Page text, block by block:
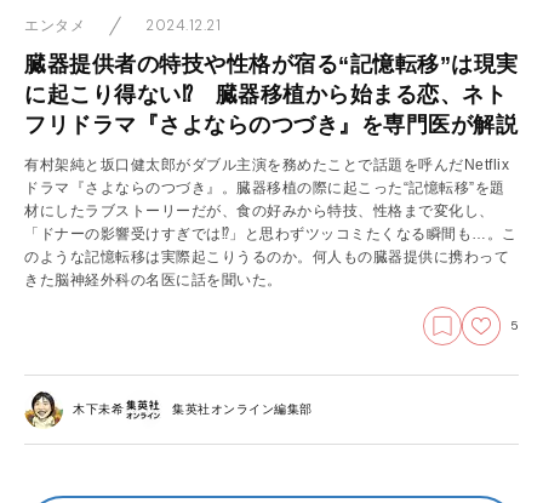
エンタメ 2024.12.21
臓器提供者の特技や性格が宿る“記憶転移”は現実
に起こり得ない⁉ 臓器移植から始まる恋、ネト
フリドラマ『さよならのつづき』を専門医が解説
有村架純と坂口健太郎がダブル主演を務めたことで話題を呼んだNetflix
ドラマ『さよならのつづき』。臓器移植の際に起こった“記憶転移”を題
材にしたラブストーリーだが、食の好みから特技、性格まで変化し、
「ドナーの影響受けすぎでは⁉」と思わずツッコミたくなる瞬間も…。こ
のような記憶転移は実際起こりうるのか。何人もの臓器提供に携わって
きた脳神経外科の名医に話を聞いた。
5
木下未希 集英社オンライン編集部